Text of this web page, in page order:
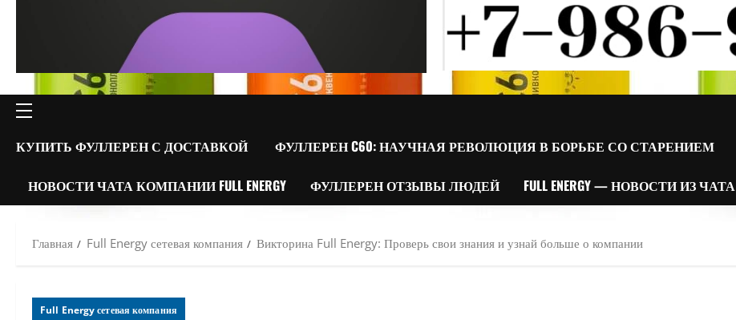
ОСНОВНОЕ
МЕНЮ
КУПИТЬ ФУЛЛЕРЕН С ДОСТАВКОЙ ФУЛЛЕРЕН C60: НАУЧНАЯ РЕВОЛЮЦИЯ В БОРЬБЕ СО СТАРЕНИЕМ
НОВОСТИ ЧАТА КОМПАНИИ FULL ENERGY ФУЛЛЕРЕН ОТЗЫВЫ ЛЮДЕЙ FULL ENERGY — НОВОСТИ ИЗ ЧАТА
Главная Full Energy сетевая компания Викторина Full Energy: Проверь свои знания и узнай больше о компании
Full Energy сетевая компания